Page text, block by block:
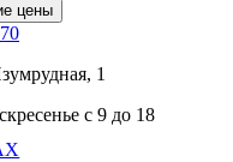
цены
1
с 9 до 18